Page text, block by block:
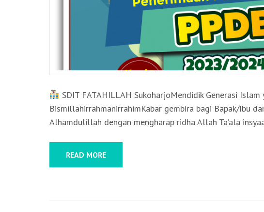
SDIT FATAHILLAH SukoharjoMendidik Generasi
BismillahirrahmanirrahimKabar gembira bagi Bapak/Ibu
Alhamdulillah dengan mengharap ridha Allah Ta’ala
READ MORE